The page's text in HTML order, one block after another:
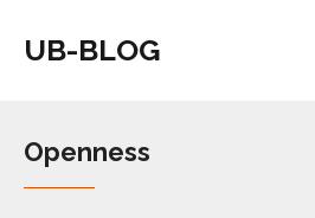
UB-BLOG
Openness